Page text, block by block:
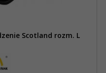
Scotland rozm. L